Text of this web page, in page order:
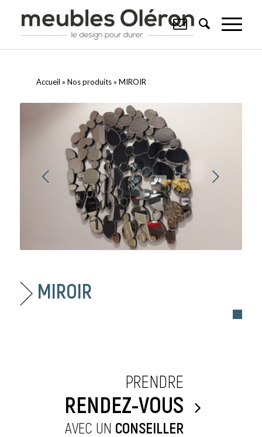
Accueil »Nos produits »MIROIR
Suivant
MIROIR
PRENDRE
RENDEZ-VOUS
AVEC UN CONSEILLER